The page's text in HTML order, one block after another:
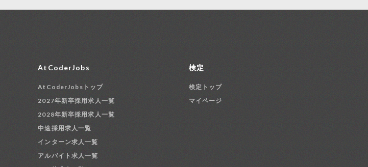
AtCoderJobs
AtCoderJobsトップ
2027年新卒採用求人一覧
2028年新卒採用求人一覧
中途採用求人一覧
インターン求人一覧
アルバイト求人一覧
検定
検定トップ
マイページ